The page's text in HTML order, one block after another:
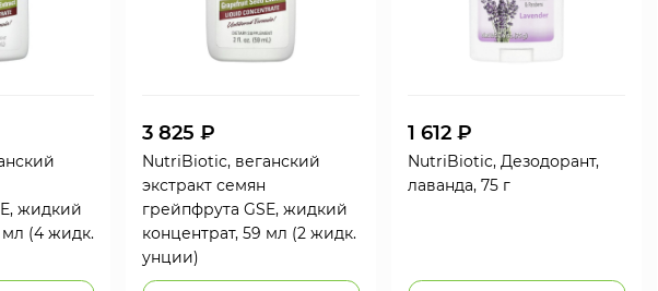
жидкий
мл (4 жидк.
3 825 ₽
NutriBiotic, веганский
экстракт семян
грейпфрута GSE, жидкий
концентрат, 59 мл (2 жидк.
унции)
1 612 ₽
NutriBiotic, Дезодорант,
лаванда, 75 г